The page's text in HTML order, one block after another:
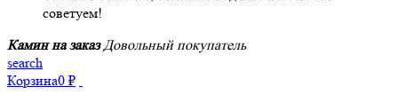
советуем!
Камин на заказ Довольный покупатель
search
Корзина0 ₽